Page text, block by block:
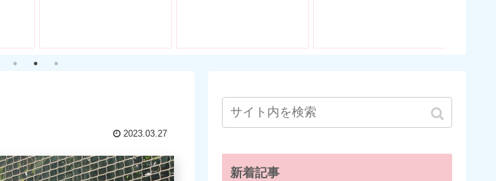
イク
たずむ邸宅カフェでラン
2023.03.27
新着記事